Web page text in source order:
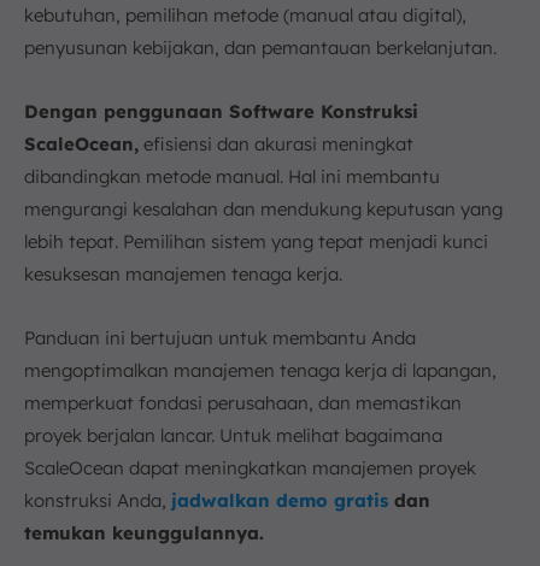
kebutuhan, pemilihan metode (manual atau digital),
penyusunan kebijakan, dan pemantauan berkelanjutan.
Dengan penggunaan Software Konstruksi
ScaleOcean, efisiensi dan akurasi meningkat
dibandingkan metode manual. Hal ini membantu
mengurangi kesalahan dan mendukung keputusan yang
lebih tepat. Pemilihan sistem yang tepat menjadi kunci
kesuksesan manajemen tenaga kerja.
Panduan ini bertujuan untuk membantu Anda
mengoptimalkan manajemen tenaga kerja di lapangan,
memperkuat fondasi perusahaan, dan memastikan
proyek berjalan lancar. Untuk melihat bagaimana
ScaleOcean dapat meningkatkan manajemen proyek
konstruksi Anda, jadwalkan demo gratis dan
temukan keunggulannya.